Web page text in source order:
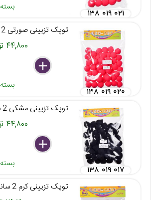
بسته
۱۳۸ ۰۱۹ ۰۲۱
توپک تزیینی صورتی 2 سانتی 50 عددی
۴۴,۸۰۰ تومان
delete
remove
add
بسته
۱۳۸ ۰۱۹ ۰۲۰
توپک تزیینی مشکی 2 سانتی 50 عددی
۴۴,۸۰۰ تومان
delete
remove
add
بسته
۱۳۸ ۰۱۹ ۰۱۷
توپک تزیینی کرم 2 سانتی 25 عددی